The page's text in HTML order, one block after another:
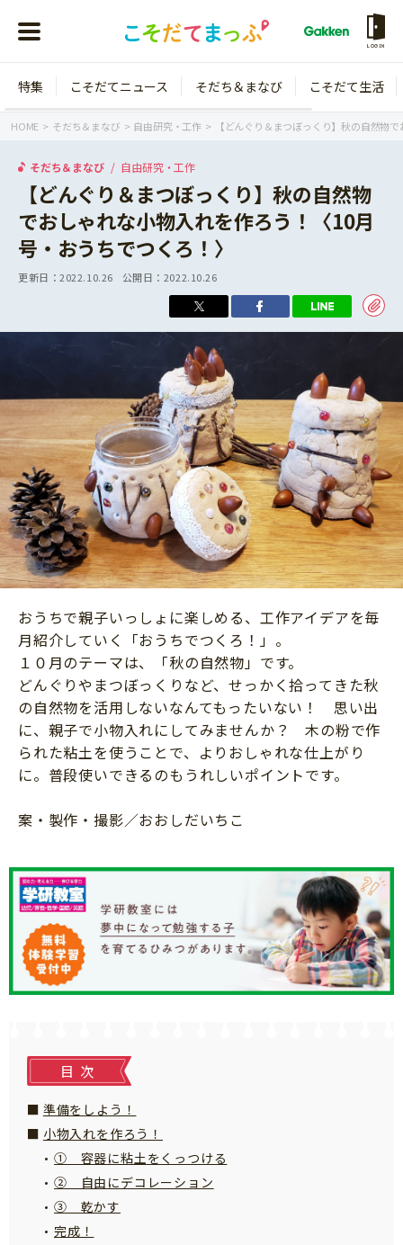
LOGIN
年齢から探す
3歳
年中
年長
小学3年生
小学4年生
小学5年生
小学6年生
こそだてニュース
ニュース
そだち＆まなび
ワーク・ドリル
幼稚園・保育園
小学校
科学・プログラミング
教育・学習
絵本・読み聞かせ
自由研究・工作
読書感想文
本・読書
運動・あそび・ゲーム
英語
習い事
知育
こそだて生活
住まい
ファッション・美容
行事・イベント
トラブル
人間関係
おでかけ
家族
料理
マネー
こそだてマンガ
「こそだてまっぷ」とは
サイトのご利⽤にあたって
特集 こそだてニュース そだち＆まなび こそだて生活
HOME そだち＆まなび 自由研究・工作 【どんぐり＆まつぼっくり】秋の自然物
そだち＆まなび 自由研究・工作
【どんぐり＆まつぼっくり】秋の自然物
でおしゃれな小物入れを作ろう！〈10月
号・おうちでつくろ！〉
更新日：2022.10.26 公開日： 2022.10.26
おうちで親子いっしょに楽しめる、工作アイデアを毎
月紹介していく「おうちでつくろ！」。
１０月のテーマは、「秋の自然物」です。
どんぐりやまつぼっくりなど、せっかく拾ってきた秋
の自然物を活用しないなんてもったいない！ 思い出
に、親子で小物入れにしてみませんか？ 木の粉で作
られた粘土を使うことで、よりおしゃれな仕上がり
に。普段使いできるのもうれしいポイントです。
案・製作・撮影／おおしだいちこ
目次
準備をしよう！
小物入れを作ろう！
① 容器に粘土をくっつける
② 自由にデコレーション
③ 乾かす
完成！